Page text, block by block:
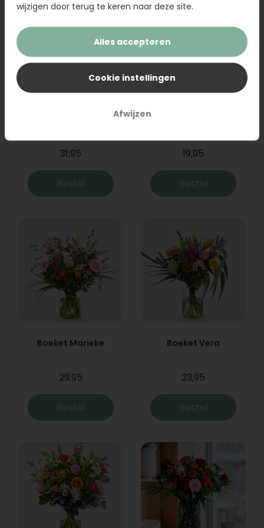
31,95
Bestel
19,95
Bestel
Boeket Marieke
29,95
Bestel
Boeket Vera
23,95
Bestel
wijzigen door terug te keren naar deze site.
Alles accepteren
Cookie instellingen
Afwijzen